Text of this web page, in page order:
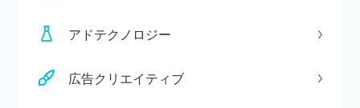
アドテクノロジー
広告クリエイティブ